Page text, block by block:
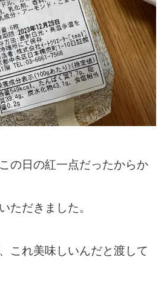
の日の紅一点だったからか
ただきました。
これ美味しいんだと渡して